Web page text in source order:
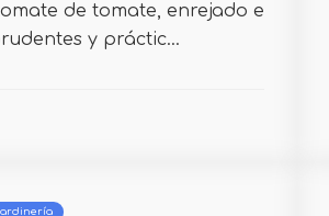
de tomate, enrejado e
y práctic...